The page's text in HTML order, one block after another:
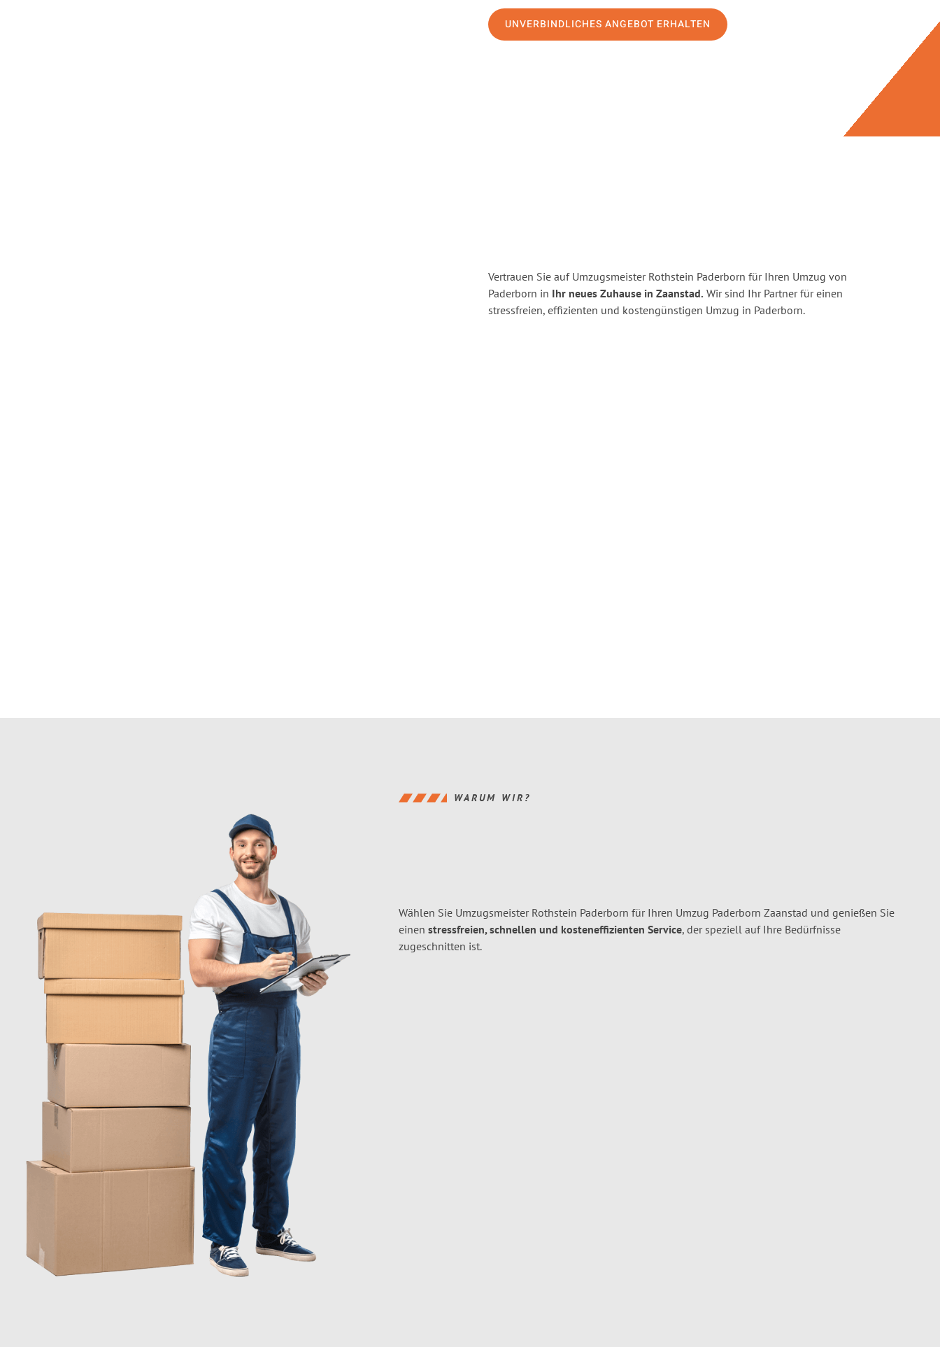
UNVERBINDLICHES ANGEBOT ERHALTEN
Vertrauen Sie auf Umzugsmeister Rothstein Paderborn für Ihren Umzug von
Paderborn in Ihr neues Zuhause in Zaanstad. Wir sind Ihr Partner für einen
stressfreien, effizienten und kostengünstigen Umzug in Paderborn.
WARUM WIR?
Wählen Sie Umzugsmeister Rothstein Paderborn für Ihren Umzug Paderborn Zaanstad und genießen Sie
einen stressfreien, schnellen und kosteneffizienten Service, der speziell auf Ihre Bedürfnisse
zugeschnitten ist.